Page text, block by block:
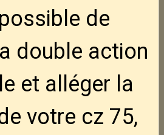
Nouveau
de
double action
et alléger la
votre cz 75,